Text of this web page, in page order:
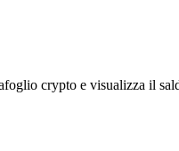
crypto e visualizza il